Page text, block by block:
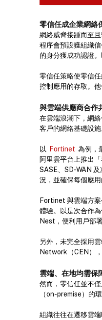
零信任成企業網絡
網絡威脅接踵而至
程序會預設獲組織
的身分獲成功認證
零信任策略使零信
控制應用的存取。
與雲端供應商合作
在雲端浪潮下，網
客戶的網絡基礎設施
以 Fortinet 為例，
阿里雲平台上推出
SASE、SD-WAN
況，並確保每個應
Fortinet 與雲端方
體驗。以是次合作
Nest，便利用戶部
另外，未完全採用
Network（CEN）
雲端、在地均需保
然而，零信任並不
（on-premise）的
組織往往在遷移雲